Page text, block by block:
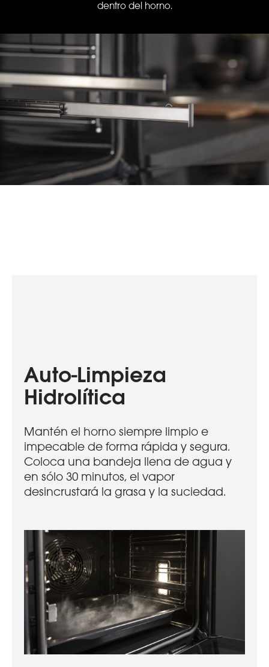
dentro del horno.
Auto-Limpieza
Hidrolítica
Mantén el horno siempre limpio e
impecable de forma rápida y segura.
Coloca una bandeja llena de agua y
en sólo 30 minutos, el vapor
desincrustará la grasa y la suciedad.